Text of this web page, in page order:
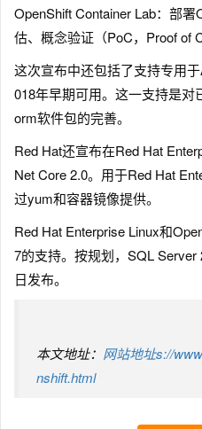
OpenShift Container Lab：部
估、概念验证（PoC，Proof of
这次宣布中还包括了支持专用
018年早期可用。这一支持是对
orm软件包的完善。
Red Hat还宣布在Red Hat
Net Core 2.0。用于Red Hat
过yum和容器镜像提供。
Red Hat Enterprise Linux和
7的支持。按规划，SQL
日发布。
本文地址： 网站地址s://
nshift.html